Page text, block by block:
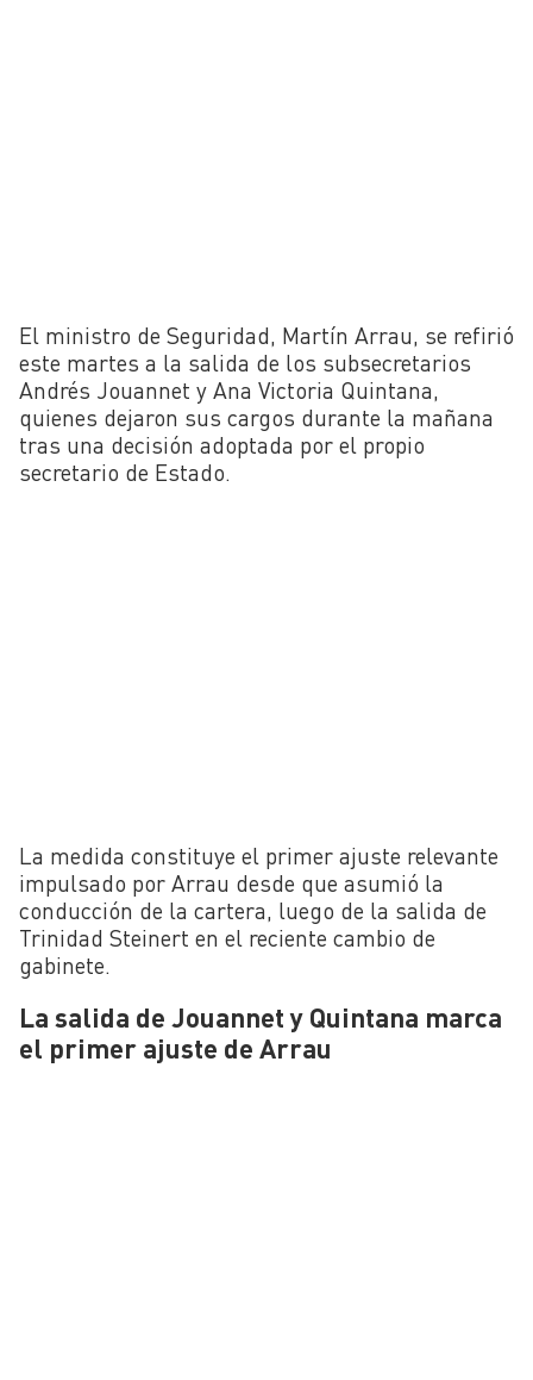
El ministro de Seguridad, Martín Arrau, se refirió
este martes a la salida de los subsecretarios
Andrés Jouannet y Ana Victoria Quintana,
quienes dejaron sus cargos durante la mañana
tras una decisión adoptada por el propio
secretario de Estado.
La medida constituye el primer ajuste relevante
impulsado por Arrau desde que asumió la
conducción de la cartera, luego de la salida de
Trinidad Steinert en el reciente cambio de
gabinete.
La salida de Jouannet y Quintana marca
el primer ajuste de Arrau